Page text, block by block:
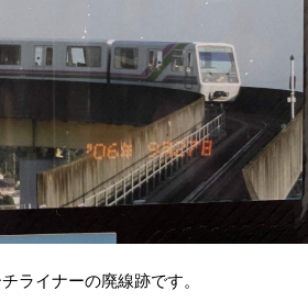
ライナーの廃線跡です。